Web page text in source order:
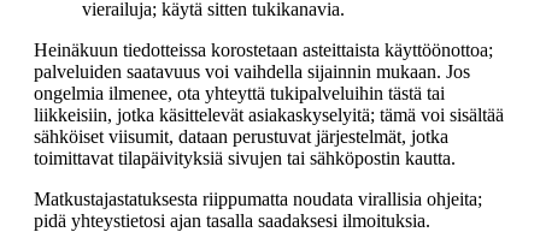
vierailuja; käytä sitten tukikanavia.
Heinäkuun tiedotteissa korostetaan asteittaista käyttöönottoa;
palveluiden saatavuus voi vaihdella sijainnin mukaan. Jos
ongelmia ilmenee, ota yhteyttä tukipalveluihin tästä tai
liikkeisiin, jotka käsittelevät asiakaskyselyitä; tämä voi sisältää
sähköiset viisumit, dataan perustuvat järjestelmät, jotka
toimittavat tilapäivityksiä sivujen tai sähköpostin kautta.
Matkustajastatuksesta riippumatta noudata virallisia ohjeita;
pidä yhteystietosi ajan tasalla saadaksesi ilmoituksia.